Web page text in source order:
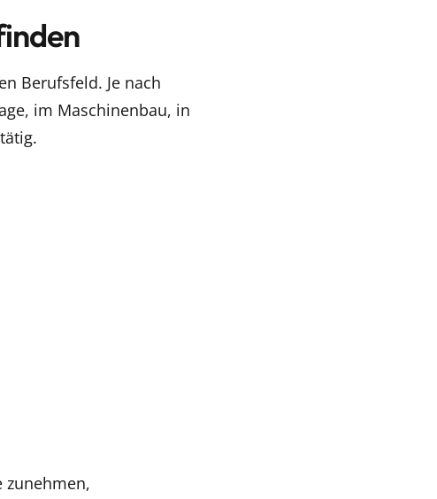
Berufsfeld. Je nach
im Maschinenbau, in
zunehmen,